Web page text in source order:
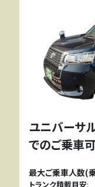
ユニバーサ
でのご乗車
最大ご乗車人数(
トランク積載目安: